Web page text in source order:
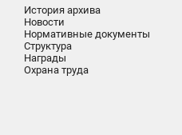
История архива
Новости
Нормативные документы
Структура
Награды
Охрана труда